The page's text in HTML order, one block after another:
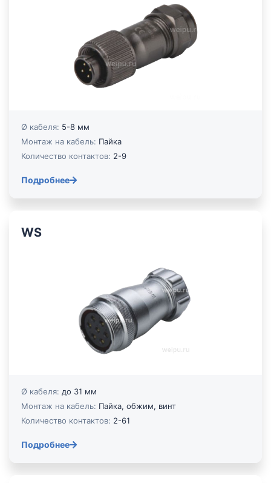
Ø кабеля: 5-8 мм
Монтаж на кабель: Пайка
Количество контактов: 2-9
Подробнее
WS
Ø кабеля: до 31 мм
Монтаж на кабель: Пайка, обжим, винт
Количество контактов: 2-61
Подробнее